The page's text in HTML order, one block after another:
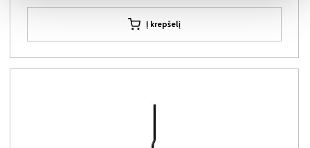
Į krepšelį